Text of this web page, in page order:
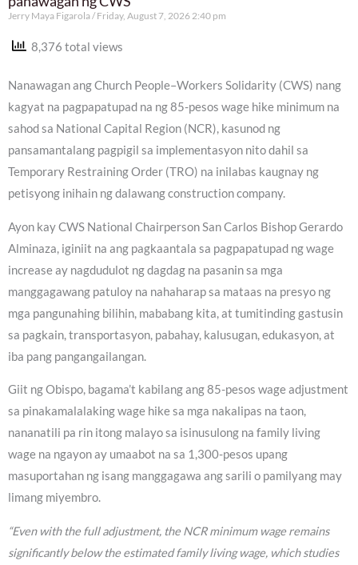
Jerry Maya Figarola Friday, August 7, 2026 2:40 pm
8,376 total views
Nanawagan ang Church People–Workers Solidarity (CWS) nang
kagyat na pagpapatupad na ng 85-pesos wage hike minimum na
sahod sa National Capital Region (NCR), kasunod ng
pansamantalang pagpigil sa implementasyon nito dahil sa
Temporary Restraining Order (TRO) na inilabas kaugnay ng
petisyong inihain ng dalawang construction company.
Ayon kay CWS National Chairperson San Carlos Bishop Gerardo
Alminaza, iginiit na ang pagkaantala sa pagpapatupad ng wage
increase ay nagdudulot ng dagdag na pasanin sa mga
manggagawang patuloy na nahaharap sa mataas na presyo ng
mga pangunahing bilihin, mababang kita, at tumitinding gastusin
sa pagkain, transportasyon, pabahay, kalusugan, edukasyon, at
iba pang pangangailangan.
Giit ng Obispo, bagama’t kabilang ang 85-pesos wage adjustment
sa pinakamalalaking wage hike sa mga nakalipas na taon,
nananatili pa rin itong malayo sa isinusulong na family living
wage na ngayon ay umaabot na sa 1,300-pesos upang
masuportahan ng isang manggagawa ang sarili o pamilyang may
limang miyembro.
“Even with the full adjustment, the NCR minimum wage remains
significantly below the estimated family living wage, which studies